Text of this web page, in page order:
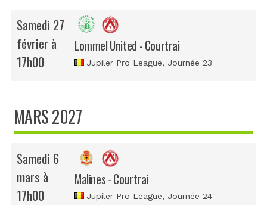
Samedi 27
février à
17h00
Lommel United - Courtrai
Jupiler Pro League, Journée 23
MARS 2027
Samedi 6
mars à
17h00
Malines - Courtrai
Jupiler Pro League, Journée 24